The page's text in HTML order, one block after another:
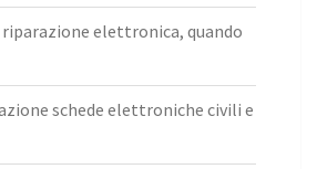
elettronica, quando
schede elettroniche civili e